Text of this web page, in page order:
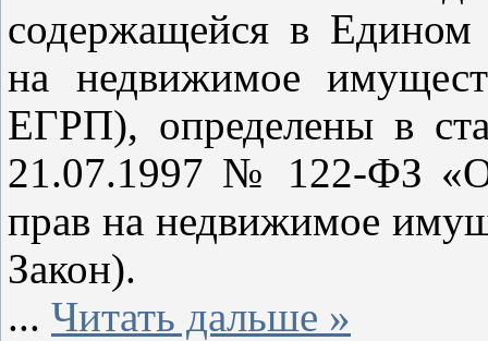
содержащейся в Едином
на недвижимое
ЕГРП), определены в
21.07.1997 № 122-ФЗ «О
прав на недвижимое
Закон).
... Читать дальше »